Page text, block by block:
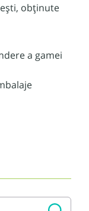
obținute
a gamei